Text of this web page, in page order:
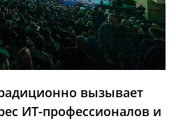
вызывает
ИТ-профессионалов и